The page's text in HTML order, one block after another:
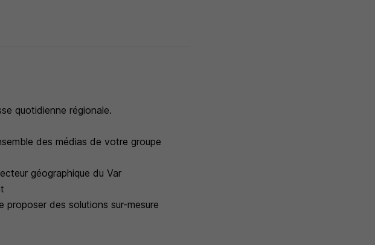
quotidienne régionale.
des médias de votre groupe
géographique du Var
des solutions sur-mesure